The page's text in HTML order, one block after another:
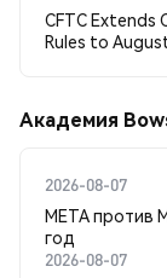
CFTC Extends
Rules to
Академия
2026-08-07
META против
год
2026-08-07